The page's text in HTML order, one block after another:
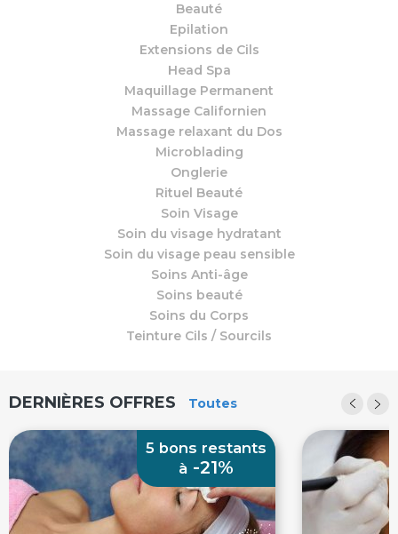
J'ai toujours tissé de très bons liens avec mes clientes et je
n'ai aucun doute sur le fait qu'il en sera de même avec vous
Laissez-vous guider par mon professionnalisme et par mon
sens du travail bien fait.
Ophélie - Institut Sublimez-vous chez Ophélie
Beauté
Epilation
Extensions de Cils
Head Spa
Maquillage Permanent
Massage Californien
Massage relaxant du Dos
Microblading
Onglerie
Rituel Beauté
Soin Visage
Soin du visage hydratant
Soin du visage peau sensible
Soins Anti-âge
Soins beauté
Soins du Corps
Teinture Cils / Sourcils
DERNIÈRES OFFRES Toutes
5 bons restants
à -21%